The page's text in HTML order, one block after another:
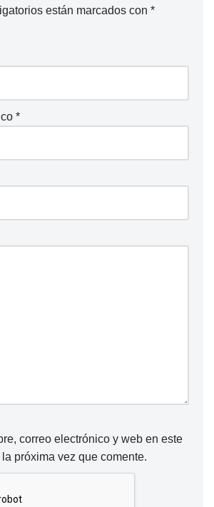
están marcados con *
*
correo electrónico y web en este
próxima vez que comente.